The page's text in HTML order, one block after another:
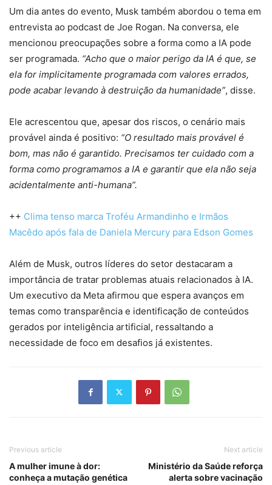
Um dia antes do evento, Musk também abordou o tema em
entrevista ao podcast de Joe Rogan. Na conversa, ele
mencionou preocupações sobre a forma como a IA pode
ser programada. “Acho que o maior perigo da IA é que, se
ela for implicitamente programada com valores errados,
pode acabar levando à destruição da humanidade”, disse.
Ele acrescentou que, apesar dos riscos, o cenário mais
provável ainda é positivo: “O resultado mais provável é
bom, mas não é garantido. Precisamos ter cuidado com a
forma como programamos a IA e garantir que ela não seja
acidentalmente anti-humana”.
++ Clima tenso marca Troféu Armandinho e Irmãos
Macêdo após fala de Daniela Mercury para Edson Gomes
Além de Musk, outros líderes do setor destacaram a
importância de tratar problemas atuais relacionados à IA.
Um executivo da Meta afirmou que espera avanços em
temas como transparência e identificação de conteúdos
gerados por inteligência artificial, ressaltando a
necessidade de foco em desafios já existentes.
Previous article
A mulher imune à dor:
conheça a mutação genética
Next article
Ministério da Saúde reforça
alerta sobre vacinação